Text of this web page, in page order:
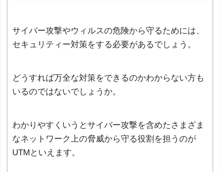
サイバー攻撃やウィルスの危険から守るためには、
セキュリティー対策をする必要があるでしょう。
どうすれば万全な対策をできるのかわからない方も
いるのではないでしょうか。
わかりやすくいうとサイバー攻撃を含めたさまざま
なネットワーク上の脅威から守る役割を担うのが
UTMといえます。